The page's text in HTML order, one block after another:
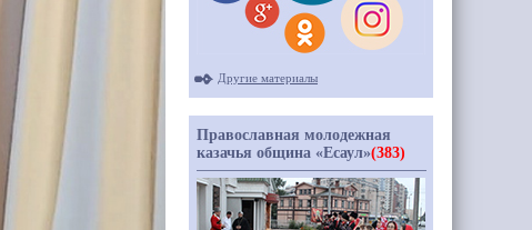
Другие материалы
Православная молодежная
казачья община «Есаул»(383)